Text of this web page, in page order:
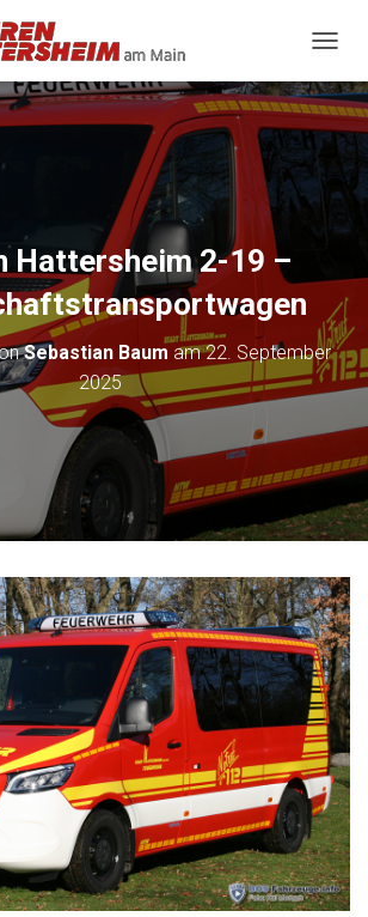
A
V
I
U
M
S
C
H
E
Hattersheim 2-19 –
Sebastian Baum am22. September
2025